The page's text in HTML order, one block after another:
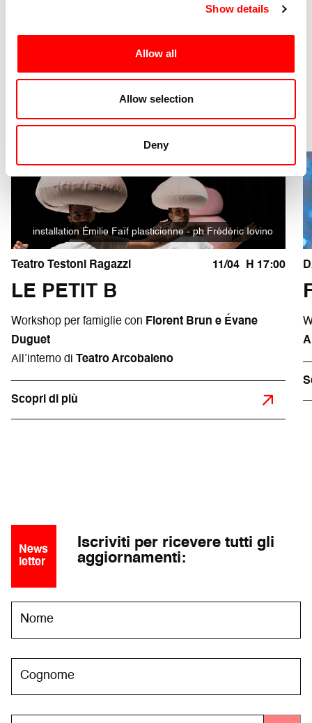
Show details
Allow all
Allow selection
Deny
Scopri di più
installation Émilie Faïf plasticienne - ph Frédéric Iovino
2 Spettacoli
Teatro Testoni Ragazzi 11/04 H 17:00
LE PETIT B
Workshop per famiglie con Florent Brun e Évane
Duguet
All’interno di Teatro Arcobaleno
Scopri di più
News
letter
Iscriviti per ricevere tutti gli
aggiornamenti: